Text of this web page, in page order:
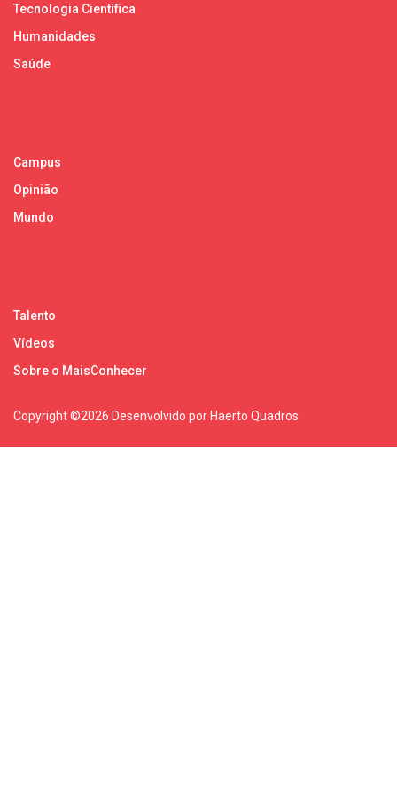
Tecnologia Científica
Humanidades
Saúde
Campus
Opinião
Mundo
Talento
Vídeos
Sobre o MaisConhecer
Copyright ©2026 Desenvolvido por Haerto Quadros